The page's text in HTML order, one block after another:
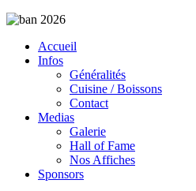
Accueil
Infos
Généralités
Cuisine / Boissons
Contact
Medias
Galerie
Hall of Fame
Nos Affiches
Sponsors